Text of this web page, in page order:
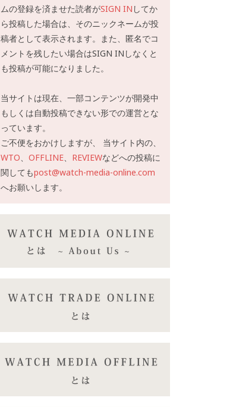
ムの登録を済ませた読者がSIGN IN してか
ら投稿した場合は、そのニックネームが投
稿者として表示されます。また、匿名でコ
メントを残したい場合はSIGN INしなくと
も投稿が可能になりました。
当サイトは現在、一部コンテンツが開発中
もしくは自動投稿できない形での運営とな
っています。
ご不便をおかけしますが、 当サイト内の、
WTO
OFFLINE REVIEWなどへの投稿に
関してもpost@watch-media-online.com
へお願いします。